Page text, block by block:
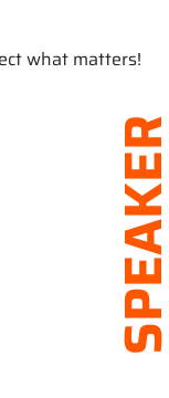
what matters!